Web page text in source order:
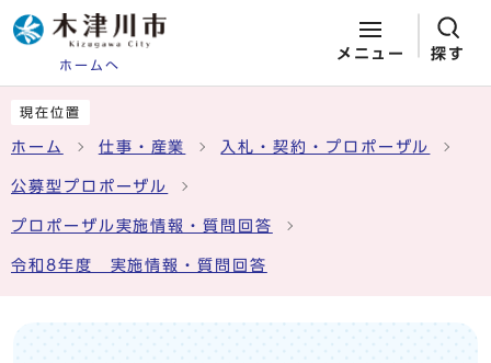
ホームへ
メニュー 探す
現在位置
ホーム 仕事・産業 入札・契約・プロポーザル
公募型プロポーザル
プロポーザル実施情報・質問回答
令和8年度 実施情報・質問回答